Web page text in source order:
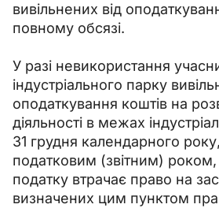
вивільнених від
повному обсязі.
У разі невикористання
індустріального парку
оподаткування коштів на
діяльності в межах
31 грудня календарного
податковим (звітним)
податку втрачає право на
визначених цим пунктом